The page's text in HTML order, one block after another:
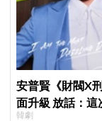
安普賢《財閥X
面升級 放話：
韓劇